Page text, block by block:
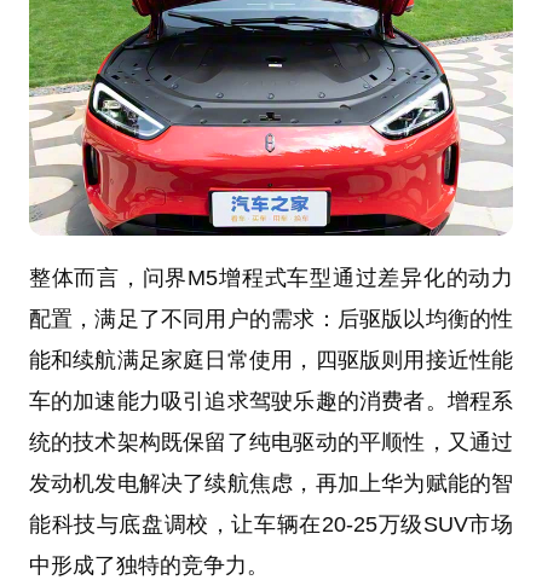
整体而言，问界M5增程式车型通过差异化的动力
配置，满足了不同用户的需求：后驱版以均衡的性
能和续航满足家庭日常使用，四驱版则用接近性能
车的加速能力吸引追求驾驶乐趣的消费者。增程系
统的技术架构既保留了纯电驱动的平顺性，又通过
发动机发电解决了续航焦虑，再加上华为赋能的智
能科技与底盘调校，让车辆在20-25万级SUV市场
中形成了独特的竞争力。